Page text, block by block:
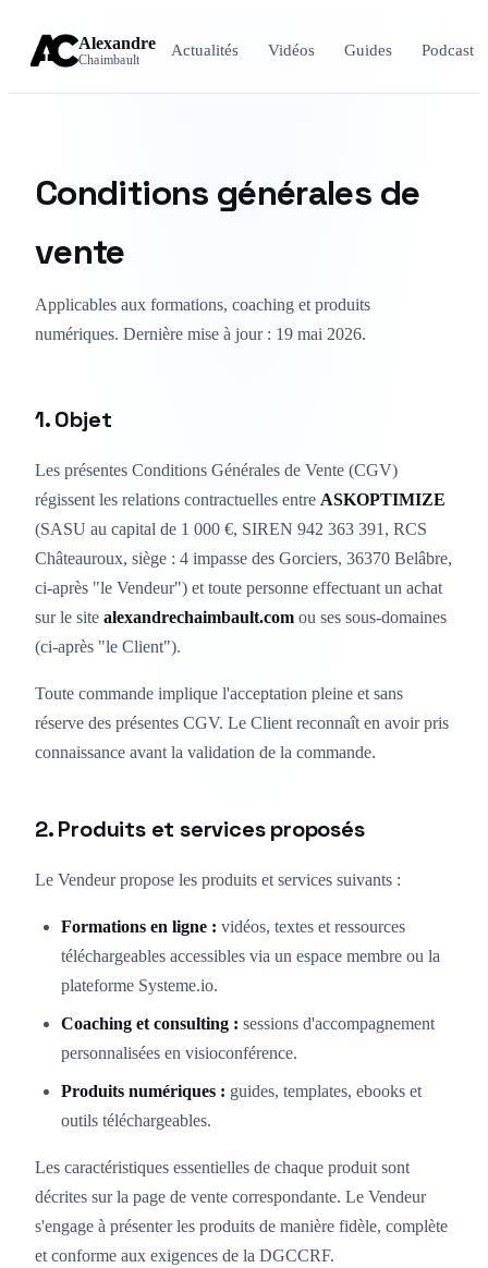
Alexandre
Chaimbault
Actualités Vidéos Guides Podcast
Conditions générales de
vente
Applicables aux formations, coaching et produits
numériques. Dernière mise à jour : 19 mai 2026.
1. Objet
Les présentes Conditions Générales de Vente (CGV)
régissent les relations contractuelles entre ASKOPTIMIZE
(SASU au capital de 1 000 €, SIREN 942 363 391, RCS
Châteauroux, siège : 4 impasse des Gorciers, 36370 Belâbre,
ci-après "le Vendeur") et toute personne effectuant un achat
sur le site alexandrechaimbault.com ou ses sous-domaines
(ci-après "le Client").
Toute commande implique l'acceptation pleine et sans
réserve des présentes CGV. Le Client reconnaît en avoir pris
connaissance avant la validation de la commande.
2. Produits et services proposés
Le Vendeur propose les produits et services suivants :
Formations en ligne : vidéos, textes et ressources
téléchargeables accessibles via un espace membre ou la
plateforme Systeme.io.
Coaching et consulting : sessions d'accompagnement
personnalisées en visioconférence.
Produits numériques : guides, templates, ebooks et
outils téléchargeables.
Les caractéristiques essentielles de chaque produit sont
décrites sur la page de vente correspondante. Le Vendeur
s'engage à présenter les produits de manière fidèle, complète
et conforme aux exigences de la DGCCRF.